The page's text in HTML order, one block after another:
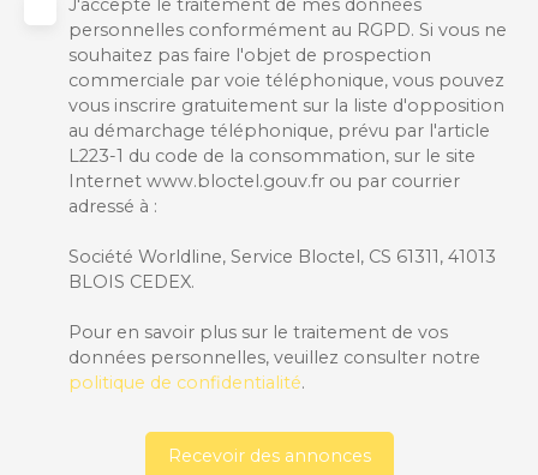
J'accepte le traitement de mes données
personnelles conformément au RGPD. Si vous ne
souhaitez pas faire l'objet de prospection
commerciale par voie téléphonique, vous pouvez
vous inscrire gratuitement sur la liste d'opposition
au démarchage téléphonique, prévu par l'article
L223-1 du code de la consommation, sur le site
Internet www.bloctel.gouv.fr ou par courrier
adressé à :
Société Worldline, Service Bloctel, CS 61311, 41013
BLOIS CEDEX.
Pour en savoir plus sur le traitement de vos
données personnelles, veuillez consulter notre
politique de confidentialité.
Recevoir des annonces